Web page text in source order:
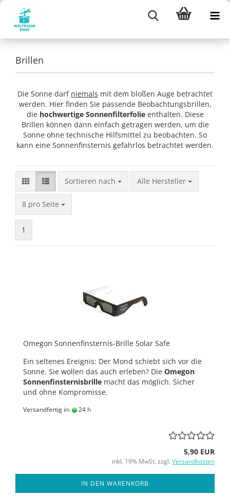
Brillen
Die Sonne darf niemals mit dem bloßen Auge betrachtet
werden. Hier finden Sie passende Beobachtungsbrillen,
die hochwertige Sonnenfilterfolieenthalten. Diese
Brillen können dann einfach getragen werden, um die
Sonne ohne technische Hilfsmittel zu beobachten. So
kann eine Sonnenfinsternis gefahrlos betrachtet werden.
Sortieren nach
Sortieren nach Alle Hersteller
8 pro Seite
pro Seite
1
Omegon Sonnenfinsternis-Brille Solar Safe
Ein seltenes Ereignis: Der Mond schiebt sich vor die
Sonne. Sie wollen das auch erleben? Die Omegon
Sonnenfinsternisbrille macht das möglich. Sicher
und ohne Kompromisse.
Versandfertig in: 24 h
5,90 EUR
inkl. 19% MwSt. zzgl. Versandkosten
IN DEN WARENKORB